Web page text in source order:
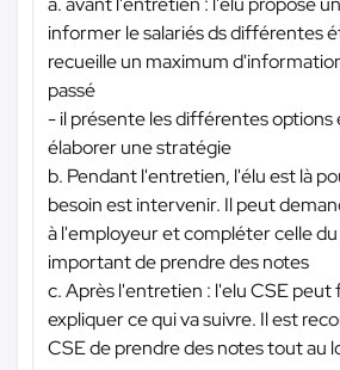
informer le salariés ds différentes
recueille un maximum
passé
- il présente les différentes options
élaborer une stratégie
b. Pendant l'entretien, l'élu est là
besoin est intervenir. Il peut
à l'employeur et compléter celle du
important de prendre des notes
c. Après l'entretien : l'elu CSE peut
expliquer ce qui va suivre. Il est
CSE de prendre des notes tout au